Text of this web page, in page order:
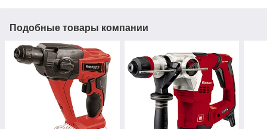
Подобные товары компании